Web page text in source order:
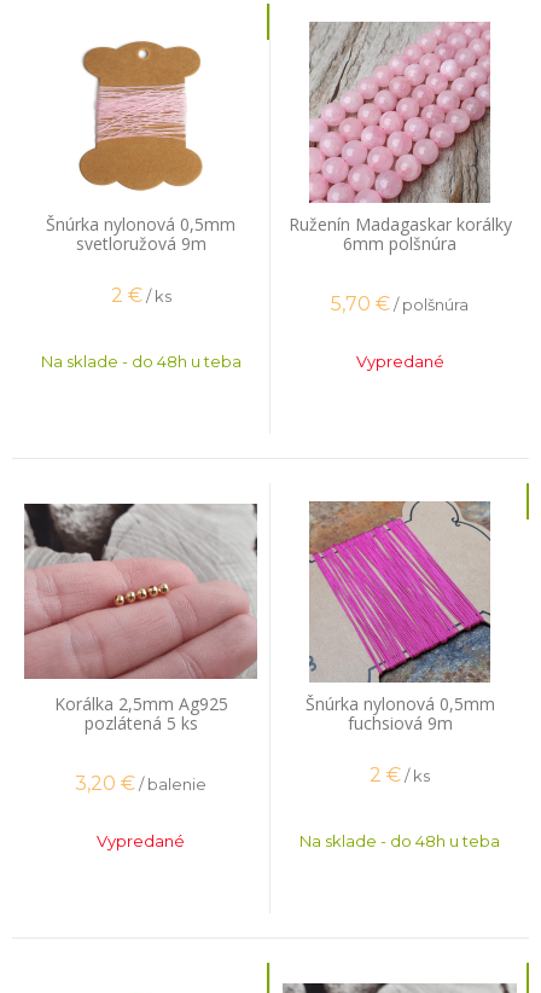
Šnúrka nylonová 0,5mm
svetloružová 9m
2 € / ks
Na sklade - do 48h u teba
Ruženín Madagaskar korálky
6mm polšnúra
5,70 €/ polšnúra
Vypredané
Korálka 2,5mm Ag925
pozlátená 5 ks
3,20 €/ balenie
Vypredané
Šnúrka nylonová 0,5mm
fuchsiová 9m
2 €/ ks
Na sklade - do 48h u teba